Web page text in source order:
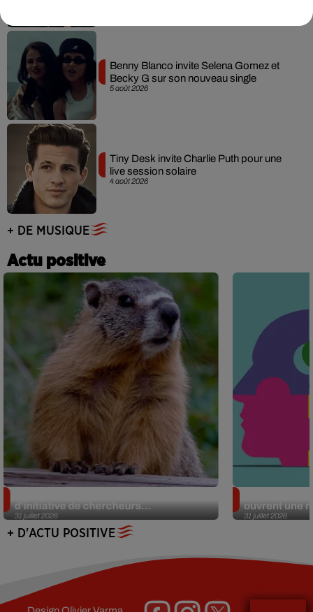
5 août 2026
Benny Blanco invite Selena Gomez et
Becky G sur son nouveau single
4 août 2026
Tiny Desk invite Charlie Puth pour une
live session solaire
+ DE MUSIQUE
Actu positive
31 juillet 2026
d’initiative de chercheurs...
31 juillet 2026
ouvrent une
+ D'ACTU POSITIVE